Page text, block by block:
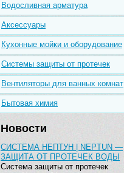
Водосливная арматура
Аксессуары
Кухонные мойки и оборудование
Системы защиты от протечек
Вентиляторы для ванных комнат
Бытовая химия
Новости
СИСТЕМА НЕПТУН | NEPTUN —
ЗАЩИТА ОТ ПРОТЕЧЕК ВОДЫ
Система защиты от протечек